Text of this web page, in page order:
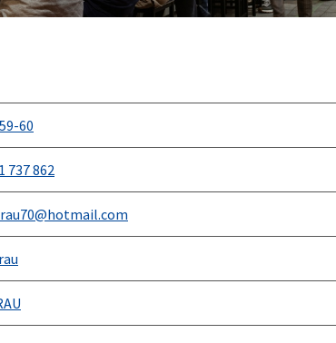
60
737 862